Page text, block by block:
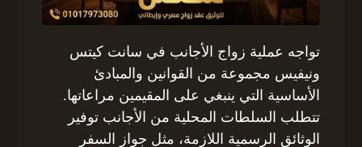
تواجه عملية زواج الأجانب في سانت كيتس
ونيفيس مجموعة من القوانين والمبادئ
الأساسية التي ينبغي على المقيمين مراعاتها.
تتطلب السلطات المحلية من الأجانب توفير
الوثائق الرسمية اللازمة، مثل جواز السفر